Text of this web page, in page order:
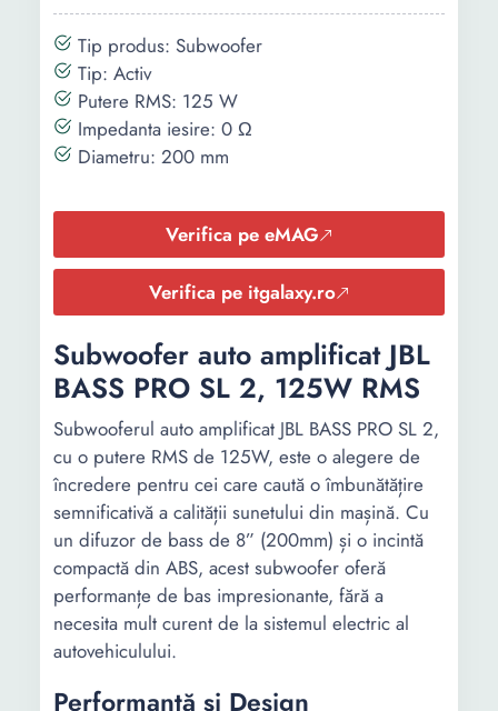
Tip produs: Subwoofer
Tip: Activ
Putere RMS: 125 W
Impedanta iesire: 0 Ω
Diametru: 200 mm
Verifica pe eMAG
Verifica pe itgalaxy.ro
Subwoofer auto amplificat JBL
BASS PRO SL 2, 125W RMS
Subwooferul auto amplificat JBL BASS PRO SL 2,
cu o putere RMS de 125W, este o alegere de
încredere pentru cei care caută o îmbunătățire
semnificativă a calității sunetului din mașină. Cu
un difuzor de bass de 8” (200mm) și o incintă
compactă din ABS, acest subwoofer oferă
performanțe de bas impresionante, fără a
necesita mult curent de la sistemul electric al
autovehiculului.
Performanță și Design